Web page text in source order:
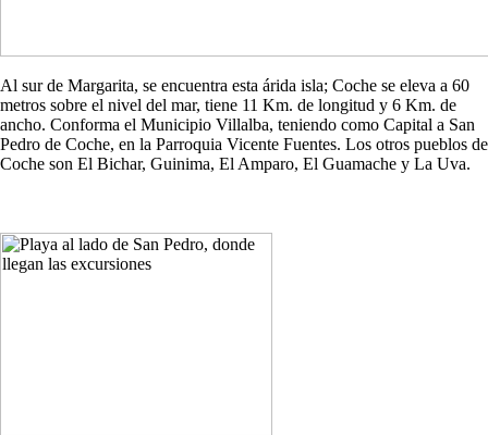
Al sur de Margarita, se encuentra esta árida isla; Coche se eleva a 60
metros sobre el nivel del mar, tiene 11 Km. de longitud y 6 Km. de
ancho. Conforma el Municipio Villalba, teniendo como Capital a San
Pedro de Coche, en la Parroquia Vicente Fuentes. Los otros pueblos de
Coche son El Bichar, Guinima, El Amparo, El Guamache y La Uva.